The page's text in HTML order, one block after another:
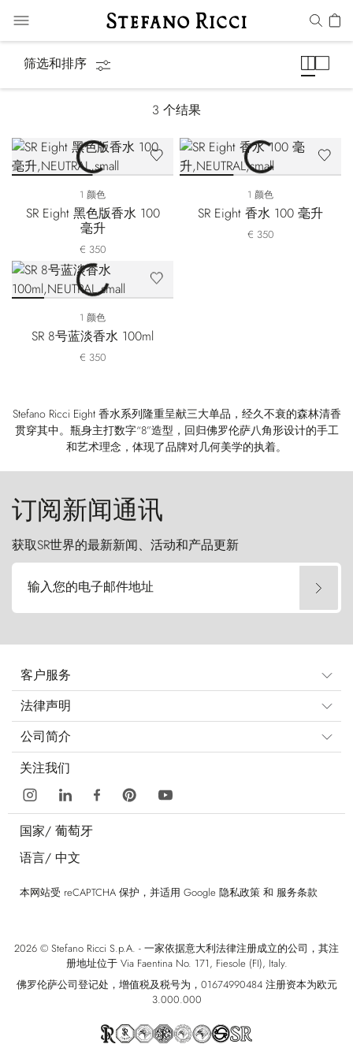
筛选和排序
3 个结果
1 颜色
SR Eight 黑色版香水 100
毫升
€ 350
1 颜色
SR Eight 香水 100 毫升
€ 350
1 颜色
SR 8号蓝淡香水 100ml
€ 350
Stefano Ricci Eight 香水系列隆重呈献三大单品，经久不衰的森林清香
贯穿其中。瓶身主打数字“8”造型，回归佛罗伦萨八角形设计的手工
和艺术理念，体现了品牌对几何美学的执着。
订阅新闻通讯
获取SR世界的最新新闻、活动和产品更新
输入您的电子邮件地址
客户服务
法律声明
公司简介
关注我们
国家/ 葡萄牙
语言/ 中文
本网站受 reCAPTCHA 保护，并适用 Google 隐私政策 和 服务条款
2026 © Stefano Ricci S.p.A. - 一家依据意大利法律注册成立的公司，其注
册地址位于 Via Faentina No. 171, Fiesole (FI), Italy.
佛罗伦萨公司登记处，增值税及税号为，01674990484 注册资本为欧元
3.000.000